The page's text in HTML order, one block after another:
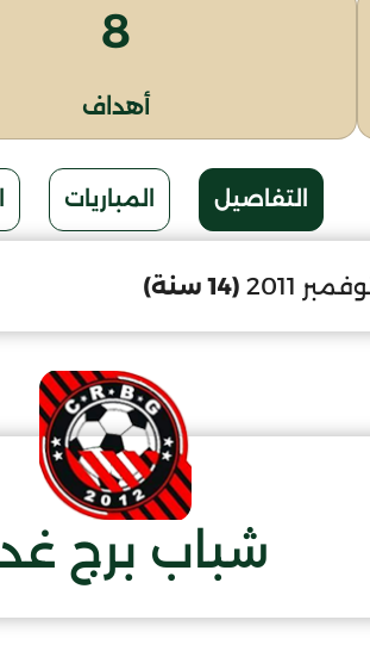
8
أهداف
التفاصيل المباريات
(14 سنة)
شباب برج